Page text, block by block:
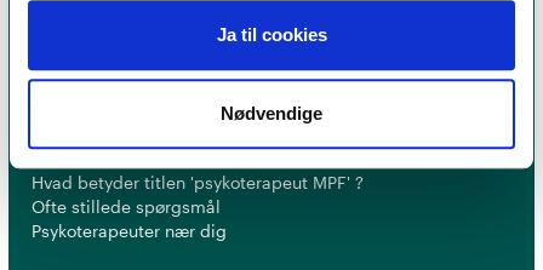
Ja til cookies
Nødvendige
Hvad betyder titlen 'psykoterapeut MPF' ?
Ofte stillede spørgsmål
Psykoterapeuter nær dig